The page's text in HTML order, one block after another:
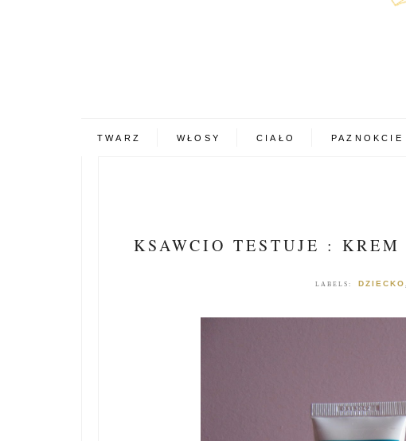
TWARZ WŁOSY CIAŁO PAZNOKCIE
KSAWCIO TESTUJE :
LABELS: DZIECKO